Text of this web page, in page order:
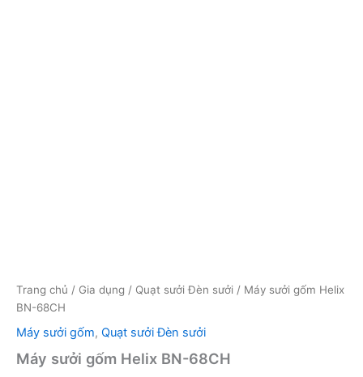
Trang chủ / Gia dụng / Quạt sưởi Đèn sưởi / Máy sưởi gốm Helix
BN-68CH
Máy sưởi gốm, Quạt sưởi Đèn sưởi
Máy sưởi gốm Helix BN-68CH